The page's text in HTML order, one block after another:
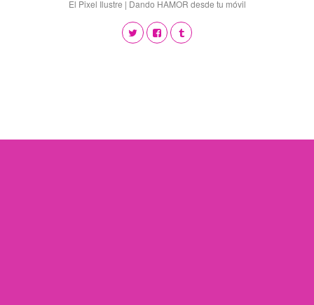
El Pixel Ilustre | Dando HAMOR desde tu móvil